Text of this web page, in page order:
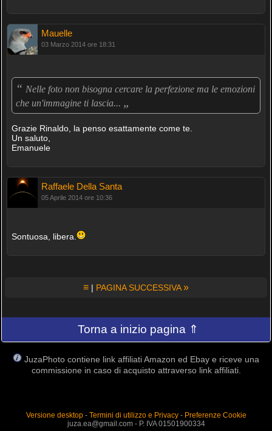
Mauelle
03 Marzo 2014 ore 18:31
“ Nelle foto non bisogna cercare la perfezione ma le emozioni
che un'immagine ti lascia... „
Grazie Rinaldo, la penso esattamente come te.
Un saluto,
Emanuele
Raffaele Della Santa
05 Aprile 2014 ore 10:36
Sontuosa, libera.
≡ | PAGINA SUCCESSIVA»
Torna a inizio pagina ⇑
JuzaPhoto contiene link affiliati Amazon ed Ebay e riceve una
commissione in caso di acquisto attraverso link affiliati.
Versione desktop- Termini di utilizzo e Privacy- Preferenze Cookie
juza.ea@gmail.com - P. IVA 01501900334